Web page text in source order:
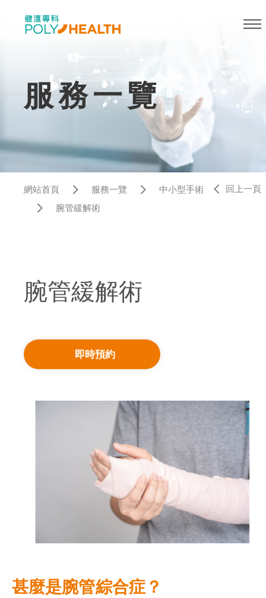
服務一覽
網站首頁 服務一覽
中小型手術
腕管緩解術
回上一頁
腕管緩解術
即時預約
甚麼是腕管綜合症？